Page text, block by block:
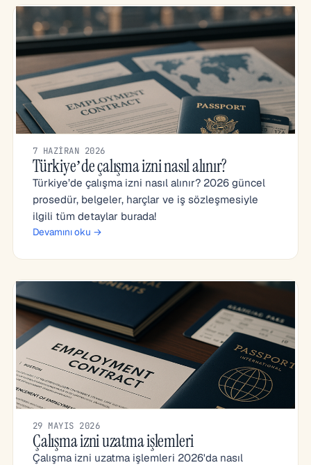
7 HAZIRAN 2026
Türkiye’de çalışma izni nasıl alınır?
Türkiye’de çalışma izni nasıl alınır? 2026 güncel
prosedür, belgeler, harçlar ve iş sözleşmesiyle
ilgili tüm detaylar burada!
Devamını oku →
29 MAYIS 2026
Çalışma izni uzatma işlemleri
Çalışma izni uzatma işlemleri 2026'da nasıl